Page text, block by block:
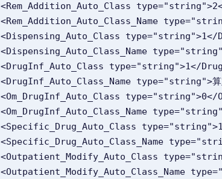
<Rem_Addition_Auto_Class
<Rem_Addition_Auto_Class_Name
<Dispensing_Auto_Class
<Dispensing_Auto_Class_Name
<DrugInf_Auto_Class type="string">1</
<DrugInf_Auto_Class_Name
<Om_DrugInf_Auto_Class
<Om_DrugInf_Auto_Class_Name
<Specific_Drug_Auto_Class
<Specific_Drug_Auto_Class_Name
<Outpatient_Modify_Auto_Class
<Outpatient_Modify_Auto_Class_Name